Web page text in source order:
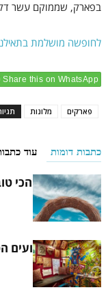
בפארק, שממוקם עשר
לחופשה מושלמת
Share this on WhatsApp
מלונות פארקים
כתבות דומות עוד
8 ההזדמנויות הכי טובות לתמונות בפוקט
8 מכוני הקעקועים הטובים בבנגקוק